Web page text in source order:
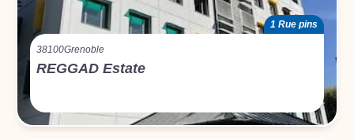
1 Rue pins
38100Grenoble
REGGAD Estate